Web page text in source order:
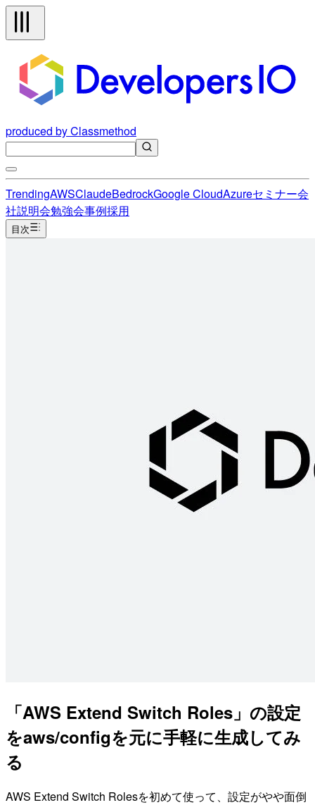
produced by Classmethod
TrendingAWSClaudeBedrockGoogle CloudAzureセミナー会
社説明会勉強会事例採用
目次
「AWS Extend Switch Roles」の設定
をaws/configを元に手軽に生成してみ
る
AWS Extend Switch Rolesを初めて使って、設定がやや面倒